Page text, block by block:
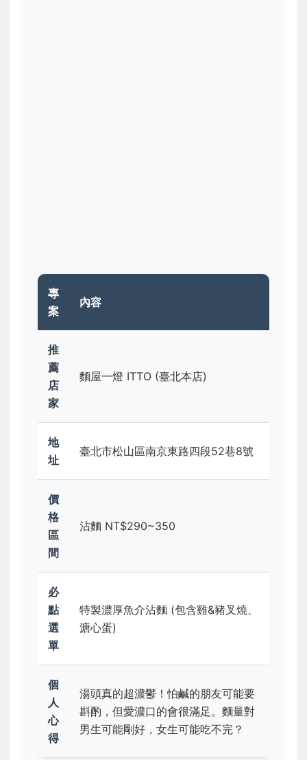
專
案
內容
推
薦
店
家
麵屋一燈 ITTO (臺北本店)
地
址
臺北市松山區南京東路四段52巷8號
價
格
區
間
沾麵 NT$290~350
必
點
選
單
特製濃厚魚介沾麵 (包含雞&豬叉燒、
溏心蛋)
個
人
心
得
湯頭真的超濃鬱！怕鹹的朋友可能要
斟酌，但愛濃口的會很滿足。麵量對
男生可能剛好，女生可能吃不完？